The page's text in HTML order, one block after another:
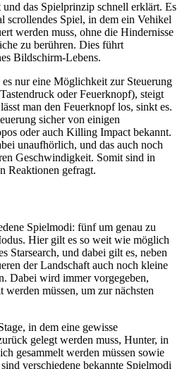
und das Spielprinzip schnell erklärt. Es
scrollendes Spiel, in dem ein Vehikel
werden muss, ohne die Hindernisse
zu berühren. Dies führt
Bildschirm-Lebens.
nur eine Möglichkeit zur Steuerung
oder Feuerknopf), steigt
man den Feuerknopf los, sinkt es.
sicher von einigen
oder auch Killing Impact bekannt.
unaufhörlich, und das auch noch
Geschwindigkeit. Somit sind in
Reaktionen gefragt.
Spielmodi: fünf um genau zu
Hier gilt es so weit wie möglich
Starsearch, und dabei gilt es, neben
der Landschaft auch noch kleine
Dabei wird immer vorgegeben,
werden müssen, um zur nächsten
in dem eine gewisse
gelegt werden muss, Hunter, in
gesammelt werden müssen sowie
verschiedene bekannte Spielmodi